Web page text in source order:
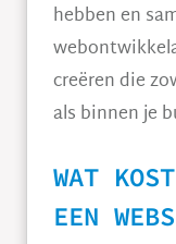
hebben en
creëren die
als binnen je
WAT
EEN